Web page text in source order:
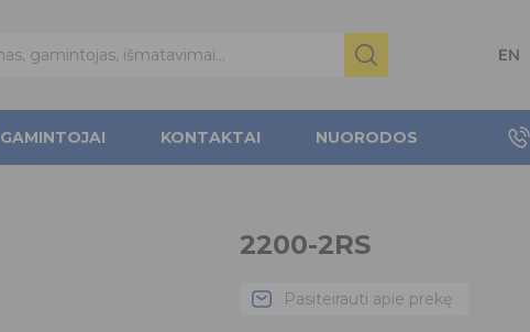
EN
GAMINTOJAI KONTAKTAI NUORODOS
2200-2RS
Pasiteirauti apie prekę